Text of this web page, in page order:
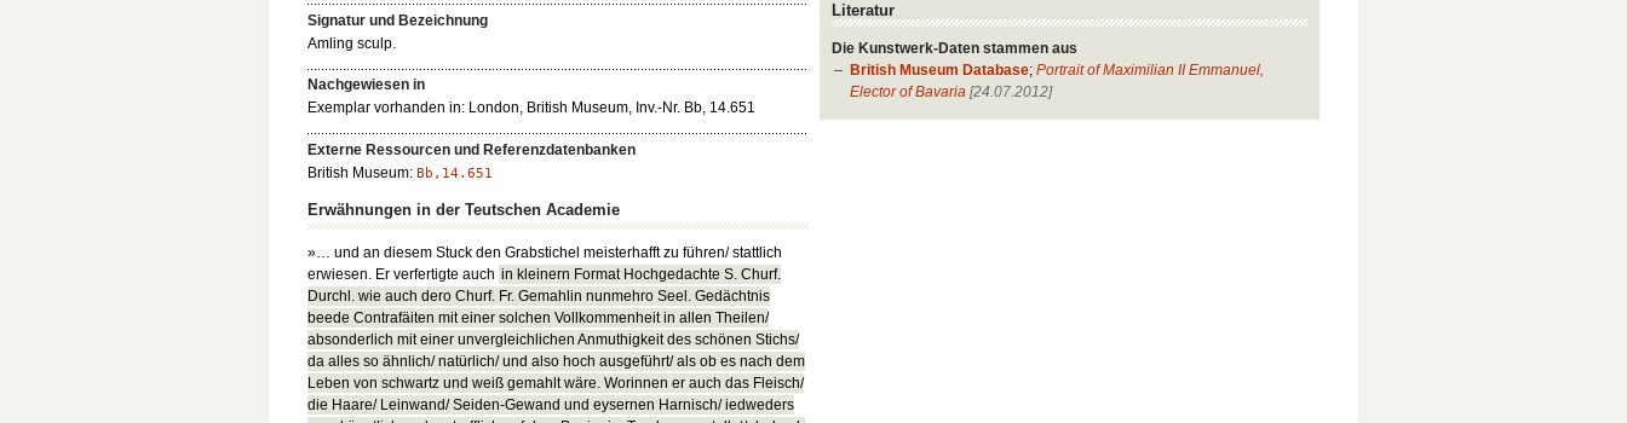
Literatur
Die Kunstwerk-Daten stammen aus
British Museum Database;Portrait of Maximilian II Emmanuel,
Elector of Bavaria [24.07.2012]
Signatur und Bezeichnung
Amling sculp.
Nachgewiesen in
Exemplar vorhanden in: London, British Museum, Inv.-Nr. Bb, 14.651
Externe Ressourcen und Referenzdatenbanken
British Museum: Bb,14.651
Erwähnungen in der Teutschen Academie
»… und an diesem Stuck den Grabstichel meisterhafft zu führen/ stattlich
erwiesen. Er verfertigte auch in kleinern Format Hochgedachte S. Churf.
Durchl. wie auch dero Churf. Fr. Gemahlin nunmehro Seel. Gedächtnis
beede Contrafäiten mit einer solchen Vollkommenheit in allen Theilen/
absonderlich mit einer unvergleichlichen Anmuthigkeit des schönen Stichs/
da alles so ähnlich/ natürlich/ und also hoch ausgeführt/ als ob es nach dem
Leben von schwartz und weiß gemahlt wäre. Worinnen er auch das Fleisch/
die Haare/ Leinwand/ Seiden-Gewand und eysernen Harnisch/ iedweders